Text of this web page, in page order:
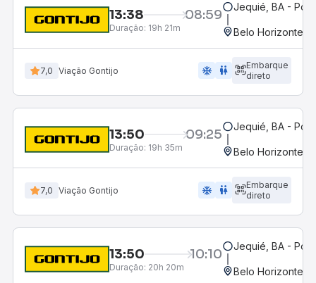
13:38 08:59
Duração: 19h 21m
Jequié, BA -
Belo Horizonte,
7,0 Viação Gontijo ac_unit wc
Embarque
direto
13:50 09:25
Duração: 19h 35m
Jequié, BA -
Belo Horizonte,
7,0 Viação Gontijo ac_unit wc
Embarque
direto
13:50 10:10
Duração: 20h 20m
Jequié, BA -
Belo Horizonte,